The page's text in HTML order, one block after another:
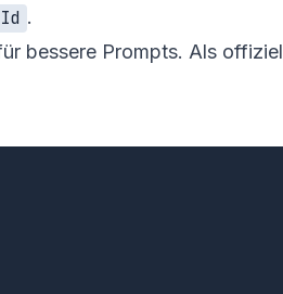
.
bessere Prompts. Als